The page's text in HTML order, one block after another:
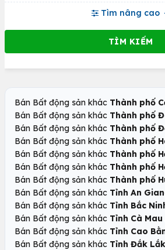
Tìm nâng cao
Bán Bất động sản khác Thành phố
Bán Bất động sản khác Thành phố
Bán Bất động sản khác Thành phố
Bán Bất động sản khác Thành phố
Bán Bất động sản khác Thành phố
Bán Bất động sản khác Thành phố
Bán Bất động sản khác Thành phố
Bán Bất động sản khác Tỉnh An
Bán Bất động sản khác Tỉnh Bắc
Bán Bất động sản khác Tỉnh Cà Mau
Bán Bất động sản khác Tỉnh Cao
Bán Bất động sản khác Tỉnh Đắk Lắk